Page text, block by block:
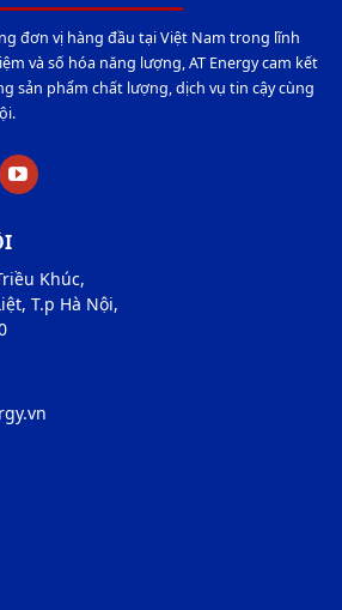
đơn vị hàng đầu tại Việt Nam trong lĩnh
và số hóa năng lượng, AT Energy cam kết
sản phẩm chất lượng, dịch vụ tin cậy cùng
Khúc,
T.p Hà Nội,